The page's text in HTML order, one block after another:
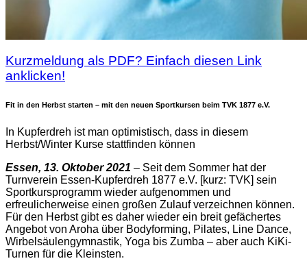
Kurzmeldung als PDF? Einfach diesen Link
anklicken!
Fit in den Herbst starten – mit den neuen Sportkursen beim TVK 1877 e.V.
In Kupferdreh ist man optimistisch, dass in diesem
Herbst/Winter Kurse stattfinden können
Essen, 13. Oktober 2021 – Seit dem Sommer hat der
Turnverein Essen-Kupferdreh 1877 e.V. [kurz: TVK] sein
Sportkursprogramm wieder aufgenommen und
erfreulicherweise einen großen Zulauf verzeichnen können.
Für den Herbst gibt es daher wieder ein breit gefächertes
Angebot von Aroha über Bodyforming, Pilates, Line Dance,
Wirbelsäulengymnastik, Yoga bis Zumba – aber auch KiKi-
Turnen für die Kleinsten.